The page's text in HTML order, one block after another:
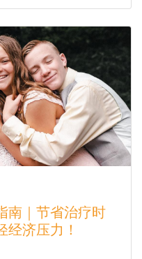
南｜节省治疗时
济压力！